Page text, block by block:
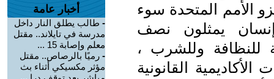
الأمم المتحدة سوء
إنسان يمثلون نصف
للنظافة وللشرب ،
القانونية
أخبار عامة
- طالب يطلق النار داخل
مدرسة في تايلاند.. مقتل
معلم وإصابة 15 ...
- رميًا بالرصاص.. مقتل
مؤثر مكسيكي أثناء بث